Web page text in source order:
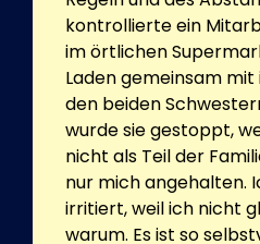
kontrollierte ein
im örtlichen
Laden gemeinsam
den beiden
wurde sie gestoppt,
nicht als Teil der
nur mich angehalten.
irritiert, weil ich nicht
warum. Es ist so